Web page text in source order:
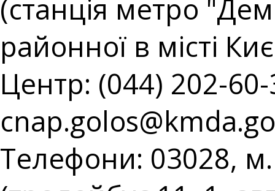
(станція метро
районної в місті
Центр: (044) 202-
Телефони: 03028,